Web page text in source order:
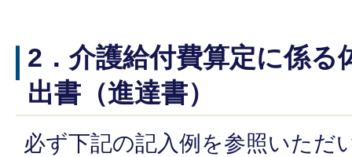
2．介護給付費算定に係る
出書（進達書）
必ず下記の記入例を参照いただ